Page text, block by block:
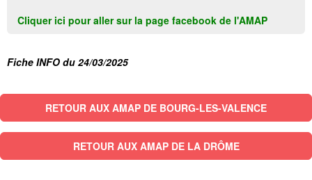
Cliquer ici pour aller sur la page facebook de l'AMAP
Fiche INFO du 24/03/2025
RETOUR AUX AMAP DE BOURG-LES-VALENCE
RETOUR AUX AMAP DE LA DRÔME